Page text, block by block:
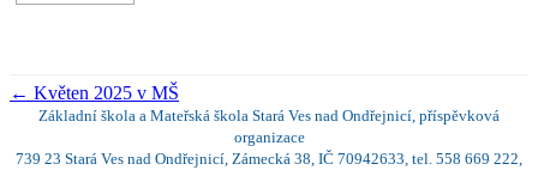
← Květen 2025 v MŠ
Základní škola a Mateřská škola Stará Ves nad Ondřejnicí, příspěvková
organizace
739 23 Stará Ves nad Ondřejnicí, Zámecká 38, IČ 70942633, tel. 558 669 222,